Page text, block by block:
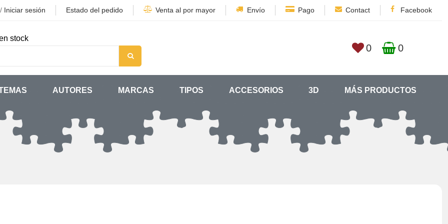
Iniciar sesión Estado del pedido Venta al por mayor Envío Pago Contact Facebook
stock
0 0
AUTORES MARCAS TIPOS ACCESORIOS 3D MÁS PRODUCTOS